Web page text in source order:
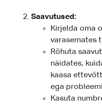
Saavutused:
Kirjelda oma
varasemates
Rõhuta
näidates,
kaasa
ega
Kasuta